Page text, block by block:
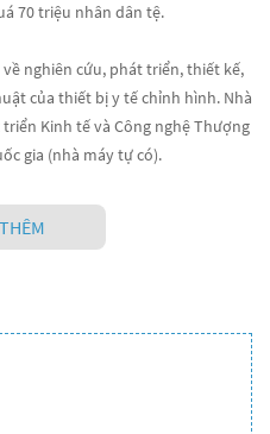
70 triệu nhân dân tệ.
nghiên cứu, phát triển, thiết kế,
của thiết bị y tế chỉnh hình. Nhà
Kinh tế và Công nghệ Thượng
gia (nhà máy tự có).